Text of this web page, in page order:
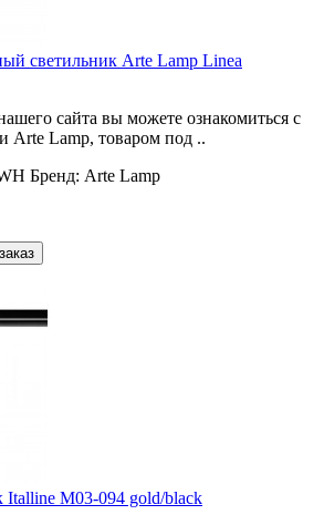
светильник Arte Lamp Linea
сайта вы можете ознакомиться с
Arte Lamp, товаром под ..
Бренд: Arte Lamp
Italline M03-094 gold/black